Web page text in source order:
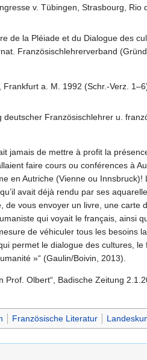
v. Tübingen, Strasbourg, Rio
de la Pléiade et du Dialogue des
Französischlehrerverband
a. M. 1992 (Schr.-Verz.
Französischlehrer u.
jamais de mettre à profit la
faire cours ou conférences à
en Autriche (Vienne ou Innsbruck)!
avait déjà rendu par ses
de vous envoyer un livre, une carte
qui voyait le français, ainsi
de véhiculer tous les besoins
permet le dialogue des cultures,
»“ (Gaulin/Boivin, 2013).
Olbert“, Badische Zeitung
Französische Literatur